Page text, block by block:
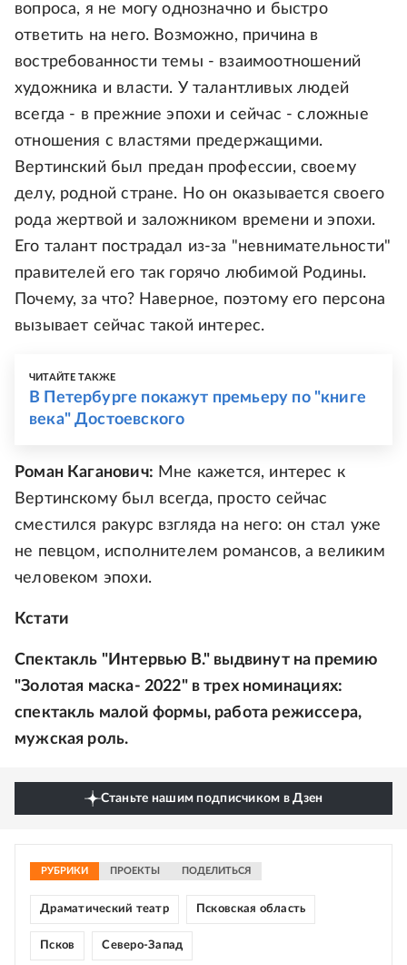
вопроса, я не могу однозначно и быстро
ответить на него. Возможно, причина в
востребованности темы - взаимоотношений
художника и власти. У талантливых людей
всегда - в прежние эпохи и сейчас - сложные
отношения с властями предержащими.
Вертинский был предан профессии, своему
делу, родной стране. Но он оказывается своего
рода жертвой и заложником времени и эпохи.
Его талант пострадал из-за "невнимательности"
правителей его так горячо любимой Родины.
Почему, за что? Наверное, поэтому его персона
вызывает сейчас такой интерес.
ЧИТАЙТЕ ТАКЖЕ
В Петербурге покажут премьеру по "книге
века" Достоевского
Роман Каганович: Мне кажется, интерес к
Вертинскому был всегда, просто сейчас
сместился ракурс взгляда на него: он стал уже
не певцом, исполнителем романсов, а великим
человеком эпохи.
Кстати
Спектакль "Интервью В." выдвинут на премию
"Золотая маска- 2022" в трех номинациях:
спектакль малой формы, работа режиссера,
мужская роль.
Станьте нашим подписчиком в Дзен
РУБРИКИ ПРОЕКТЫ ПОДЕЛИТЬСЯ
Драматический театр Псковская область
Псков Северо-Запад